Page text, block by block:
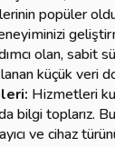
popüler
olan, sabit
küçük veri
Hizmetleri
bilgi toplarız.
ve cihaz